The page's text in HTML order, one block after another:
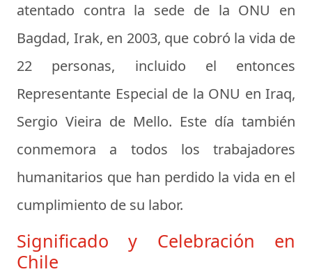
atentado contra la sede de la ONU en
Bagdad, Irak, en 2003, que cobró la vida de
22 personas, incluido el entonces
Representante Especial de la ONU en Iraq,
Sergio Vieira de Mello. Este día también
conmemora a todos los trabajadores
humanitarios que han perdido la vida en el
cumplimiento de su labor.
Significado y Celebración en
Chile